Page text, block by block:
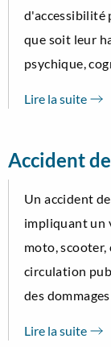
d'accessibilité
que soit leur
psychique,
Lire la suite
Accident
Un accident
impliquant un
moto, scooter,
circulation
des
Lire la suite